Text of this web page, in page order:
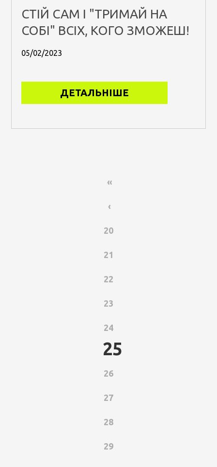
СТІЙ САМ І "ТРИМАЙ НА
СОБІ" ВСІХ, КОГО ЗМОЖЕШ!
05/02/2023
ДЕТАЛЬНІШЕ
«
‹
20
21
22
23
24
25
26
27
28
29